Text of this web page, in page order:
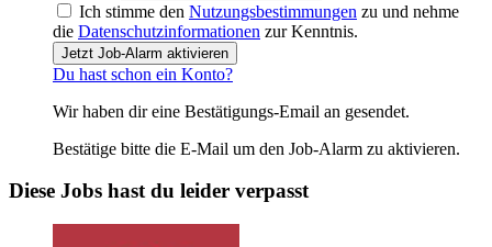
Ich stimme den Nutzungsbestimmungen zu und nehme
die Datenschutzinformationen zur Kenntnis.
Jetzt Job-Alarm aktivieren
Du hast schon ein Konto?
Wir haben dir eine Bestätigungs-Email an gesendet.
Bestätige bitte die E-Mail um den Job-Alarm zu aktivieren.
Diese Jobs hast du leider verpasst